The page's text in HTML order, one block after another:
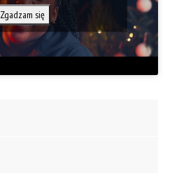
Zgadzam się